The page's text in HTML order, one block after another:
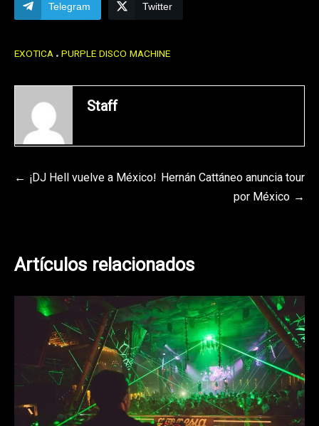
Telegram Twitter
EXOTICA PURPLE DISCO MACHINE
Staff
Navegación
¡DJ Hell vuelve a México! Hernán Cattáneo anuncia tour
por México
Artículos relacionados